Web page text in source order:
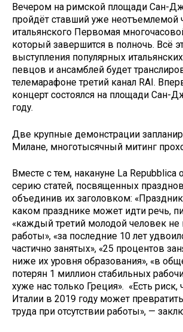
Вечером на римской площади Сан-
пройдёт ставший уже неотъемлемой
итальянского Первомая
который завершится в полночь. Всё
выступления популярных
певцов и ансамблей будет
телемарафоне третий канал RAI.
концерт состоялся на площади Сан-
году.
Две крупные демонстрации
Милане, многотысячный митинг
Вместе с тем, накануне La Repubblica
серию статей, посвященных
объединив их заголовком:
каком празднике может идти речь,
«каждый третий молодой человек не
работы», «за последние 10 лет
частично занятых», «25 процентов
ниже их уровня образования», «в
потерян 1 миллион стабильных
хуже нас только Греция». «Есть риск,
Италии в 2019 году может
труда при отсутствии работы», —